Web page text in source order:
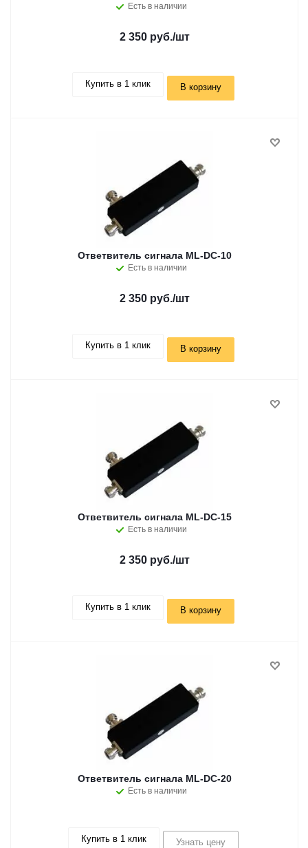
Есть в наличии
2 350 руб./шт
Купить в 1 клик В корзину
Ответвитель сигнала ML-DC-10
Есть в наличии
2 350 руб./шт
Купить в 1 клик В корзину
Ответвитель сигнала ML-DC-15
Есть в наличии
2 350 руб./шт
Купить в 1 клик В корзину
Ответвитель сигнала ML-DC-20
Есть в наличии
Купить в 1 клик Узнать цену